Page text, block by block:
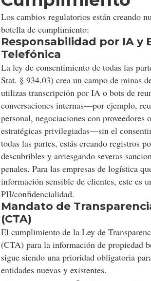
Los cambios regulatorios están creando
botella de cumplimiento:
Responsabilidad por IA y
Telefónica
La ley de consentimiento de todas las
Stat. § 934.03) crea un campo de minas
utilizas transcripción por IA o bots de
conversaciones internas—por ejemplo,
personal, negociaciones con proveedores
estratégicas privilegiadas—sin el
todas las partes, estás creando registros
descubribles y arriesgando severas
penales. Para las empresas de logística
información sensible de clientes, este es
PII/confidencialidad.
Mandato de
(CTA)
El cumplimiento de la Ley de
(CTA) para la información de propiedad
sigue siendo una prioridad obligatoria
entidades nuevas y existentes.